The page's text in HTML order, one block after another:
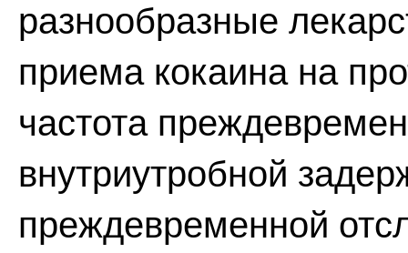
разнообразные
приема кокаина на
частота
внутриутробной
преждевременной